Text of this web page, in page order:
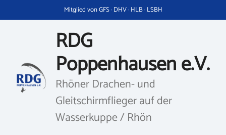
Inhalt
Mitglied von GFS · DHV · HLB · LSBH
RDG
Poppenhausen e.V.
Rhöner Drachen- und
Gleitschirmflieger auf der
Wasserkuppe / Rhön